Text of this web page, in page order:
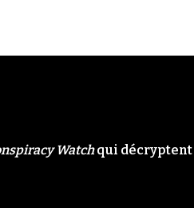
Watchqui décryptent